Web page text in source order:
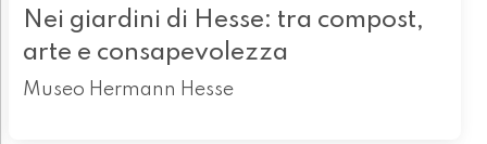
Nei giardini di Hesse: tra compost,
arte e consapevolezza
Museo Hermann Hesse